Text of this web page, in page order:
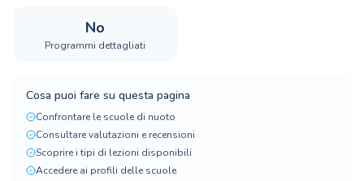
No
Programmi dettagliati
Cosa puoi fare su questa pagina
Confrontare le scuole di nuoto
Consultare valutazioni e recensioni
Scoprire i tipi di lezioni disponibili
Accedere ai profili delle scuole